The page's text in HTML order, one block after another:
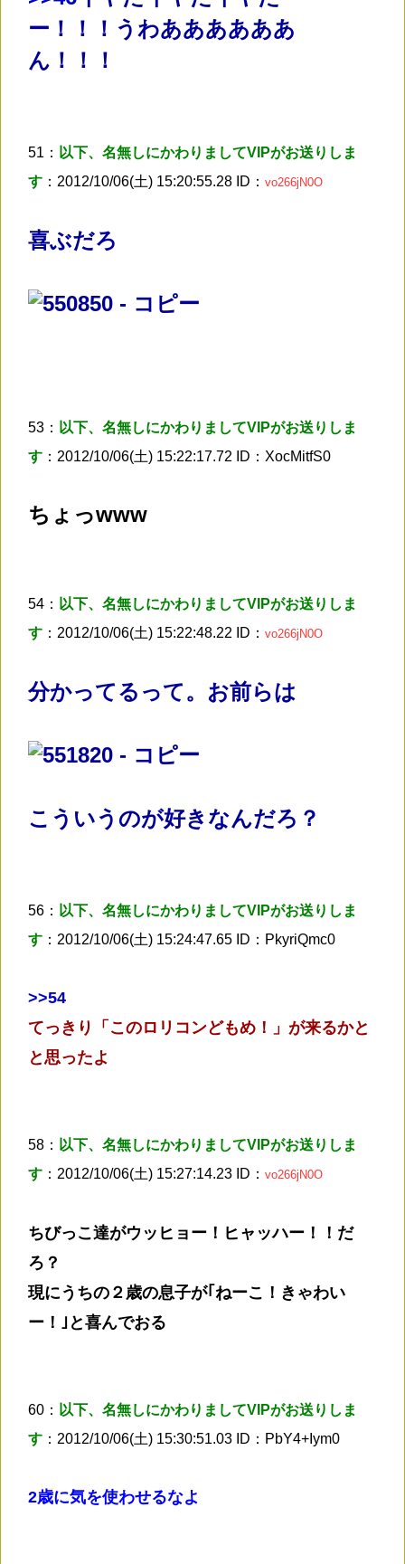
ー！！！うわああああああ
ん！！！
51： 以下、名無しにかわりましてVIPがお送りしま
す ：2012/10/06(土) 15:20:55.28 ID： vo266jN0O
喜ぶだろ
53： 以下、名無しにかわりましてVIPがお送りしま
す ：2012/10/06(土) 15:22:17.72 ID：XocMitfS0
ちょっwww
54： 以下、名無しにかわりましてVIPがお送りしま
す ：2012/10/06(土) 15:22:48.22 ID： vo266jN0O
分かってるって。お前らは
こういうのが好きなんだろ？
56： 以下、名無しにかわりましてVIPがお送りしま
す ：2012/10/06(土) 15:24:47.65 ID：PkyriQmc0
>>54
てっきり「このロリコンどもめ！」が来るかと
と思ったよ
58： 以下、名無しにかわりましてVIPがお送りしま
す ：2012/10/06(土) 15:27:14.23 ID： vo266jN0O
ちびっこ達がウッヒョー！ヒャッハー！！だ
ろ？
現にうちの２歳の息子が｢ねーこ！きゃわい
ー！｣と喜んでおる
60： 以下、名無しにかわりましてVIPがお送りしま
す ：2012/10/06(土) 15:30:51.03 ID：PbY4+Iym0
2歳に気を使わせるなよ